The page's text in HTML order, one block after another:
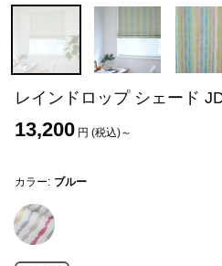
レインドロップ シェード
13,200 円 (税込)～
カラー: ブルー